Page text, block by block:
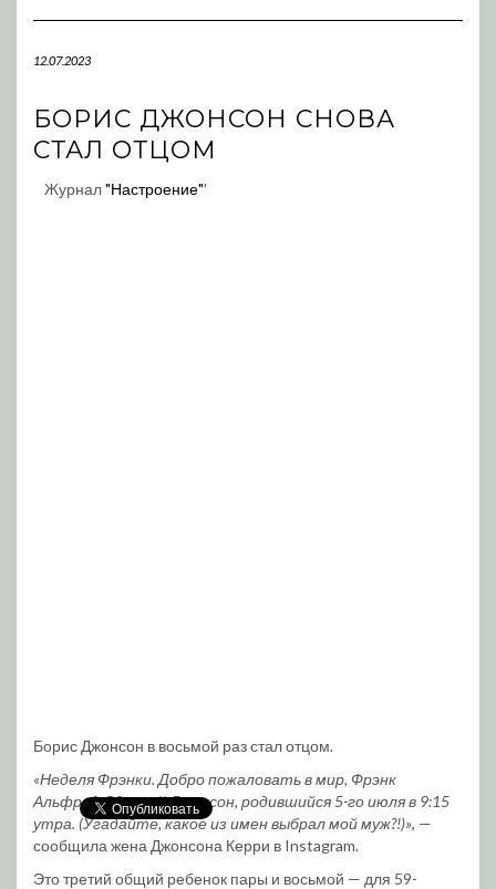
Navigation
12.07.2023
БОРИС ДЖОНСОН СНОВА
СТАЛ ОТЦОМ
Журнал"Настроение"'
Борис Джонсон в восьмой раз стал отцом.
«Неделя Фрэнки. Добро пожаловать в мир, Фрэнк
Альфред Одиссей Джонсон, родившийся 5-го июля в 9:15
утра. (Угадайте, какое из имен выбрал мой муж?!)», —
сообщила жена Джонсона Керри в Instagram.
Это третий общий ребенок пары и восьмой — для 59-